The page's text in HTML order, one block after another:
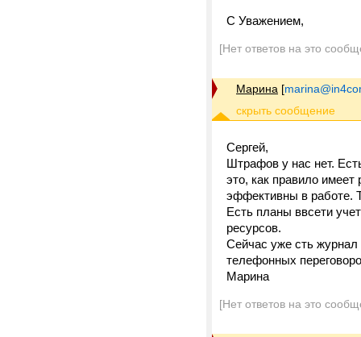
С Уважением,
[Нет ответов на это
Марина [
Сергей,
Штрафов у нас нет.
это, как правило
эффективны в работе.
Есть планы ввсети
ресурсов.
Сейчас уже сть журнал
телефонных
Марина
[Нет ответов на это